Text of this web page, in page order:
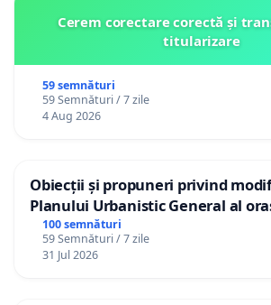
Cerem corectare corectă și
titularizare
59 semnături
59 Semnături / 7 zile
4 Aug 2026
Obiecții și propuneri privind
Planului Urbanistic General al
100 semnături
59 Semnături / 7 zile
31 Jul 2026